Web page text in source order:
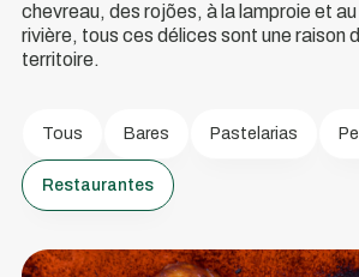
chevreau, des rojões, à la lamproie et
rivière, tous ces délices sont une raison
territoire.
Tous Bares Pastelarias
Restaurantes
Gastronomie
locale
saveurs
locales
typiques
à